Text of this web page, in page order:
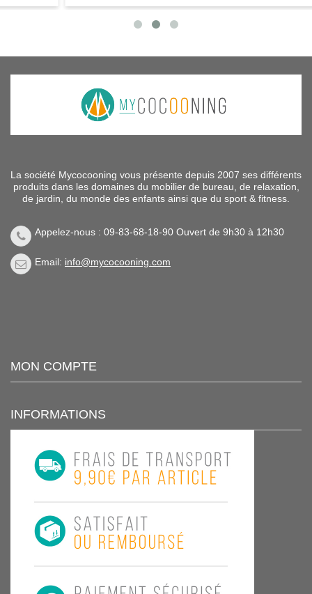
La société Mycocooning vous présente depuis 2007 ses différents
produits dans les domaines du mobilier de bureau, de relaxation,
de jardin, du monde des enfants ainsi que du sport & fitness.
Appelez-nous : 09-83-68-18-90 Ouvert de 9h30 à 12h30
Email: info@mycocooning.com
MON COMPTE
INFORMATIONS